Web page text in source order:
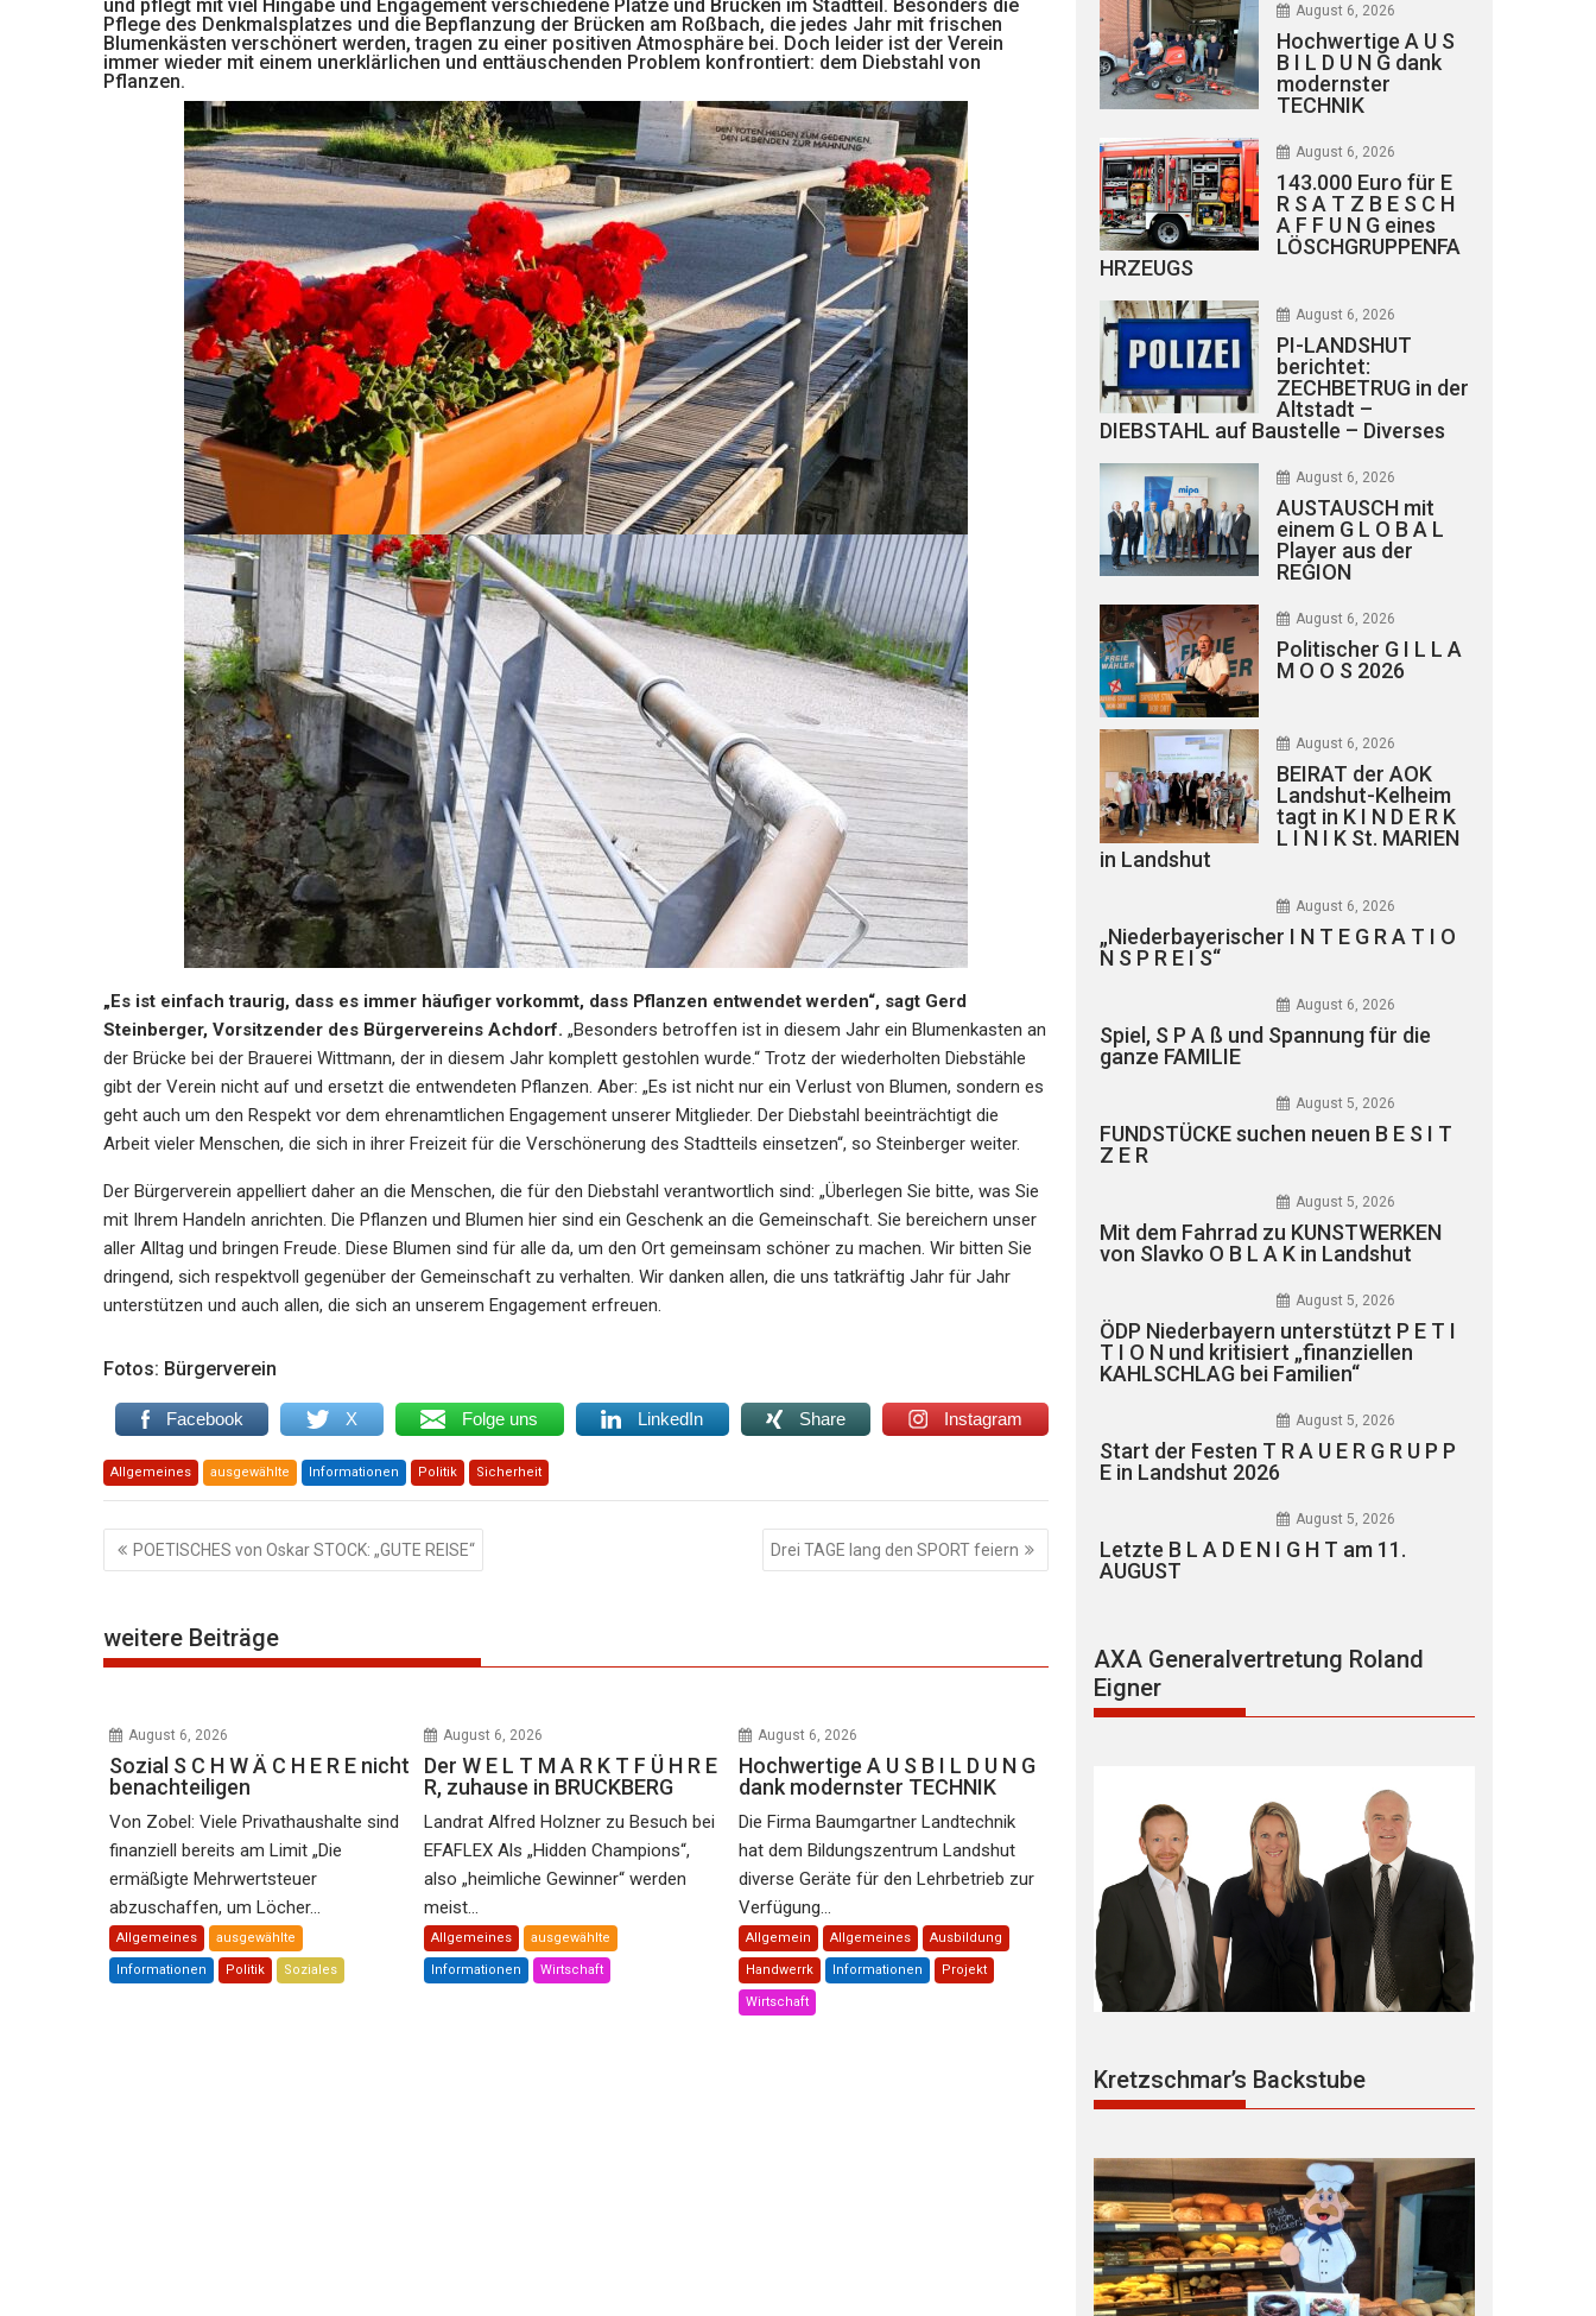
und pflegt mit viel Hingabe und Engagement verschiedene Plätze und Brücken im Stadtteil. Besonders die
Pflege des Denkmalsplatzes und die Bepflanzung der Brücken am Roßbach, die jedes Jahr mit frischen
Blumenkästen verschönert werden, tragen zu einer positiven Atmosphäre bei. Doch leider ist der Verein
immer wieder mit einem unerklärlichen und enttäuschenden Problem konfrontiert: dem Diebstahl von
Pflanzen.
„Es ist einfach traurig, dass es immer häufiger vorkommt, dass Pflanzen entwendet werden“, sagt Gerd
Steinberger, Vorsitzender des Bürgervereins Achdorf. „Besonders betroffen ist in diesem Jahr ein Blumenkasten an
der Brücke bei der Brauerei Wittmann, der in diesem Jahr komplett gestohlen wurde.“ Trotz der wiederholten Diebstähle
gibt der Verein nicht auf und ersetzt die entwendeten Pflanzen. Aber: „Es ist nicht nur ein Verlust von Blumen, sondern es
geht auch um den Respekt vor dem ehrenamtlichen Engagement unserer Mitglieder. Der Diebstahl beeinträchtigt die
Arbeit vieler Menschen, die sich in ihrer Freizeit für die Verschönerung des Stadtteils einsetzen“, so Steinberger weiter.
Der Bürgerverein appelliert daher an die Menschen, die für den Diebstahl verantwortlich sind: „Überlegen Sie bitte, was Sie
mit Ihrem Handeln anrichten. Die Pflanzen und Blumen hier sind ein Geschenk an die Gemeinschaft. Sie bereichern unser
aller Alltag und bringen Freude. Diese Blumen sind für alle da, um den Ort gemeinsam schöner zu machen. Wir bitten Sie
dringend, sich respektvoll gegenüber der Gemeinschaft zu verhalten. Wir danken allen, die uns tatkräftig Jahr für Jahr
unterstützen und auch allen, die sich an unserem Engagement erfreuen.
Fotos: Bürgerverein
Facebook X Folge uns LinkedIn Share Instagram
Allgemeines ausgewählte Informationen Politik Sicherheit
Beitragsnavigation
POETISCHES von Oskar STOCK: „GUTE REISE“ Drei TAGE lang den SPORT feiern
weitere Beiträge
August 6, 2026
Sozial S C H W Ä C H E R E nicht
benachteiligen
Von Zobel: Viele Privathaushalte sind
finanziell bereits am Limit „Die
ermäßigte Mehrwertsteuer
abzuschaffen, um Löcher...
Allgemeines ausgewählte
Informationen Politik Soziales
August 6, 2026
Der W E L T M A R K T F Ü H R E
R, zuhause in BRUCKBERG
Landrat Alfred Holzner zu Besuch bei
EFAFLEX Als „Hidden Champions“,
also „heimliche Gewinner“ werden
meist...
Allgemeines ausgewählte
Informationen Wirtschaft
August 6, 2026
Hochwertige A U S B I L D U N G
dank modernster TECHNIK
Die Firma Baumgartner Landtechnik
hat dem Bildungszentrum Landshut
diverse Geräte für den Lehrbetrieb zur
Verfügung...
Allgemein Allgemeines Ausbildung
Handwerrk Informationen Projekt
Wirtschaft
August 6, 2026
Hochwertige A U S
B I L D U N G dank
modernster
TECHNIK
August 6, 2026
143.000 Euro für E
R S A T Z B E S C H
A F F U N G eines
LÖSCHGRUPPENFA
HRZEUGS
August 6, 2026
PI-LANDSHUT
berichtet:
ZECHBETRUG in der
Altstadt –
DIEBSTAHL auf Baustelle – Diverses
August 6, 2026
AUSTAUSCH mit
einem G L O B A L
Player aus der
REGION
August 6, 2026
Politischer G I L L A
M O O S 2026
August 6, 2026
BEIRAT der AOK
Landshut-Kelheim
tagt in K I N D E R K
L I N I K St. MARIEN
in Landshut
August 6, 2026
„Niederbayerischer I N T E G R A T I O
N S P R E I S“
August 6, 2026
Spiel, S P A ß und Spannung für die
ganze FAMILIE
August 5, 2026
FUNDSTÜCKE suchen neuen B E S I T
Z E R
August 5, 2026
Mit dem Fahrrad zu KUNSTWERKEN
von Slavko O B L A K in Landshut
August 5, 2026
ÖDP Niederbayern unterstützt P E T I
T I O N und kritisiert „finanziellen
KAHLSCHLAG bei Familien“
August 5, 2026
Start der Festen T R A U E R G R U P P
E in Landshut 2026
August 5, 2026
Letzte B L A D E N I G H T am 11.
AUGUST
AXA Generalvertretung Roland
Eigner
Kretzschmar’s Backstube